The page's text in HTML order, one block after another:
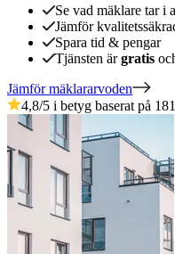
Se vad mäklare tar i
Jämför
Spara tid & pengar
Tjänsten ärgratis
Jämför mäklararvoden
4,8/5 i betyg baserat på